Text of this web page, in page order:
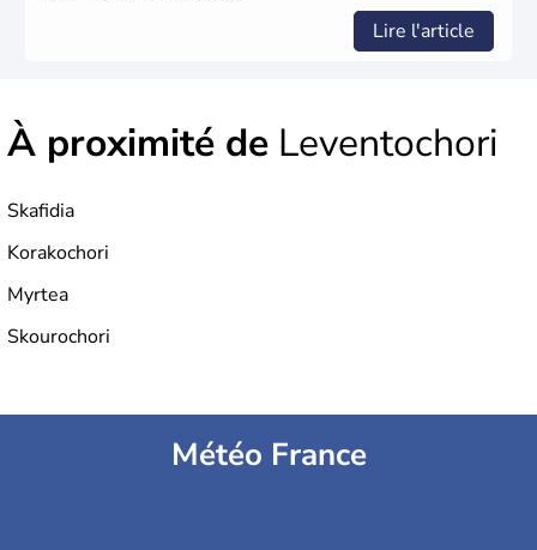
Lire l'article
À proximité de Leventochori
Skafidia
Korakochori
Myrtea
Skourochori
Météo France